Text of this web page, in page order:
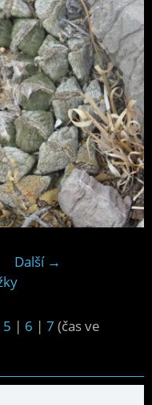
Další →
5 | 6 | 7 (čas ve